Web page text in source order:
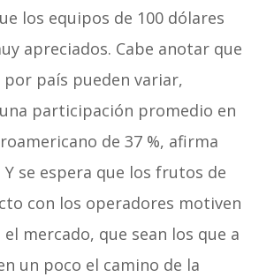
los equipos de 100 dólares
apreciados. Cabe anotar que
país pueden variar,
participación promedio en
de 37 %, afirma
Y se espera que los frutos de
con los operadores motiven
mercado, que sean los que a
un poco el camino de la